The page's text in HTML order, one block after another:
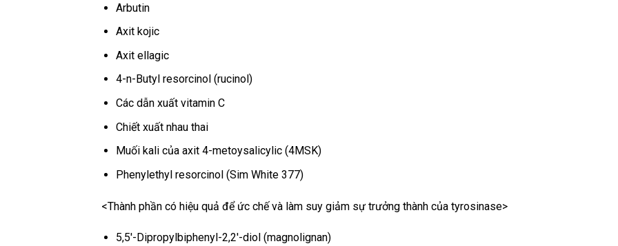
Arbutin
Axit kojic
Axit ellagic
4-n-Butyl resorcinol (rucinol)
Các dẫn xuất vitamin C
Chiết xuất nhau thai
Muối kali của axit 4-metoysalicylic (4MSK)
Phenylethyl resorcinol (Sim White 377)
<Thành phần có hiệu quả để ức chế và làm suy giảm sự trưởng thành của tyrosinase>
5,5′-Dipropylbiphenyl-2,2′-diol (magnolignan)